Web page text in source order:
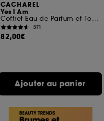
CACHAREL
Yes I Am
Coffret Eau de Parfum et Format Voyage
571
82,00€
Ajouter au panier